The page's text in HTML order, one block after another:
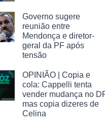
Governo sugere
reunião entre
Mendonça e diretor-
geral da PF após
tensão
OPINIÃO | Copia e
cola: Cappelli tenta
vender mudança no
mas copia dizeres de
Celina